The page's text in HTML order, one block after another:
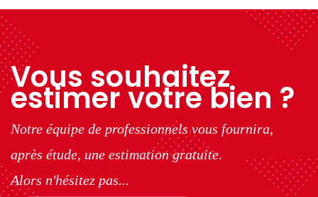
Vous souhaitez
estimer votre bien ?
Notre équipe de professionnels vous fournira,
après étude, une estimation gratuite.
Alors n'hésitez pas...